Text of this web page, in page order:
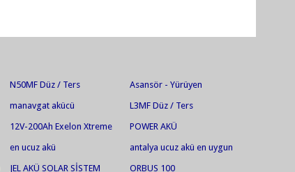
N50MF Düz / Ters
Asansör - Yürüyen
manavgat akücü
L3MF Düz / Ters
12V-200Ah Exelon Xtreme
Solar Jel Akü
POWER AKÜ
en ucuz akü
antalya ucuz akü en uygun
JEL AKÜ SOLAR SİSTEM
ORBUS 100